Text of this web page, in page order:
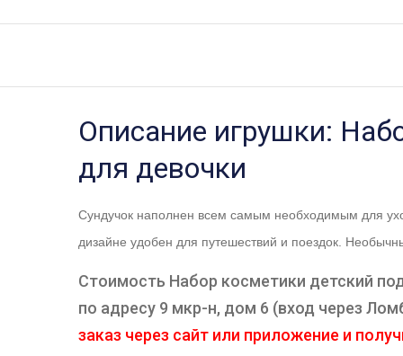
Описание игрушки:
для девочки
Сундучок наполнен всем самым необходимым для
дизайне удобен для путешествий и поездок.
Стоимость Набор косметики детский
по адресу 9 мкр-н, дом 6 (вход через
заказ через сайт или приложение и